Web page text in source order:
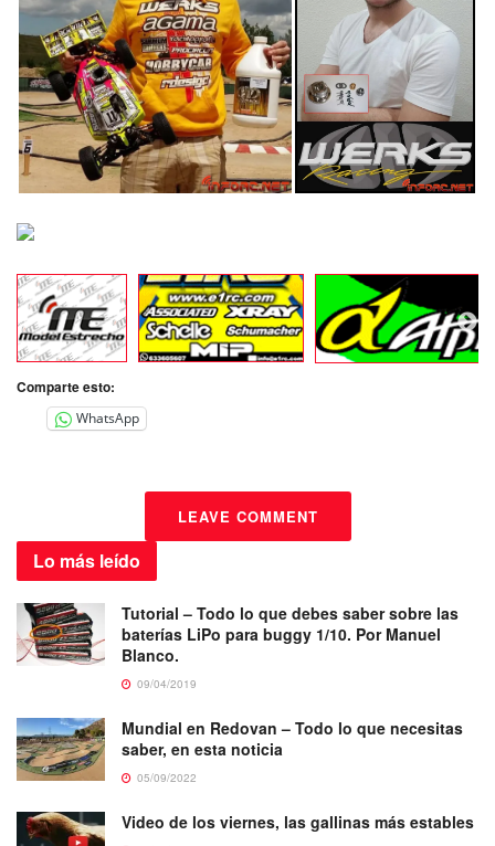
Comparte esto:
WhatsApp
LEAVE COMMENT
Lo más leído
Tutorial – Todo lo que debes saber sobre las
baterías LiPo para buggy 1/10. Por Manuel
Blanco.
09/04/2019
Mundial en Redovan – Todo lo que necesitas
saber, en esta noticia
05/09/2022
Video de los viernes, las gallinas más estables